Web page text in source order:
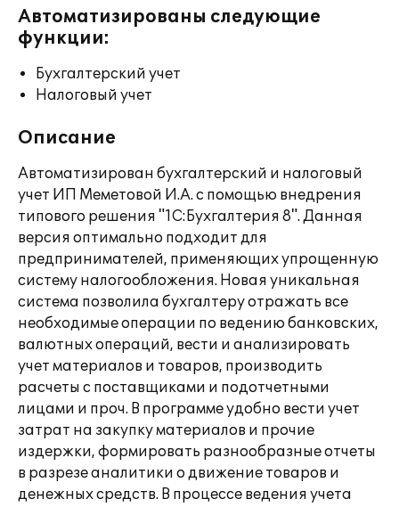
Автоматизированы следующие
функции:
Бухгалтерский учет
Налоговый учет
Описание
Автоматизирован бухгалтерский и налоговый
учет ИП Меметовой И.А. с помощью внедрения
типового решения "1С:Бухгалтерия 8". Данная
версия оптимально подходит для
предпринимателей, применяющих упрощенную
систему налогообложения. Новая уникальная
система позволила бухгалтеру отражать все
необходимые операции по ведению банковских,
валютных операций, вести и анализировать
учет материалов и товаров, производить
расчеты с поставщиками и подотчетными
лицами и проч. В программе удобно вести учет
затрат на закупку материалов и прочие
издержки, формировать разнообразные отчеты
в разрезе аналитики о движение товаров и
денежных средств. В процессе ведения учета